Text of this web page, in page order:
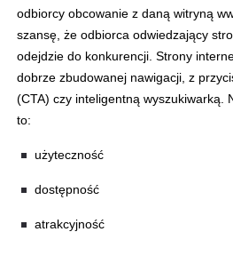
odbiorcy obcowanie z daną witryną
szansę, że odbiorca odwiedzający
odejdzie do konkurencji. Strony
dobrze zbudowanej nawigacji, z
(CTA) czy inteligentną wyszukiwarką.
to:
użyteczność
dostępność
atrakcyjność